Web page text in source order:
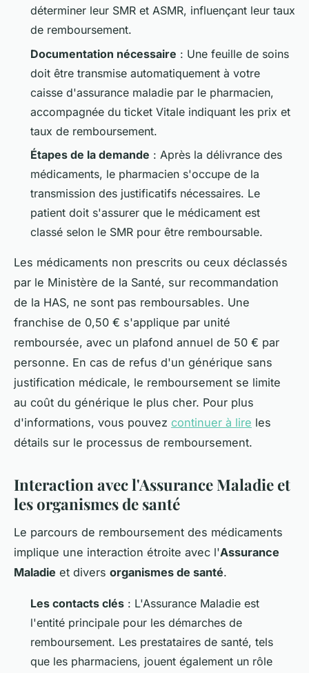
déterminer leur SMR et ASMR, influençant leur taux
de remboursement.
Documentation nécessaire : Une feuille de soins
doit être transmise automatiquement à votre
caisse d'assurance maladie par le pharmacien,
accompagnée du ticket Vitale indiquant les prix et
taux de remboursement.
Étapes de la demande : Après la délivrance des
médicaments, le pharmacien s'occupe de la
transmission des justificatifs nécessaires. Le
patient doit s'assurer que le médicament est
classé selon le SMR pour être remboursable.
Les médicaments non prescrits ou ceux déclassés
par le Ministère de la Santé, sur recommandation
de la HAS, ne sont pas remboursables. Une
franchise de 0,50 € s'applique par unité
remboursée, avec un plafond annuel de 50 € par
personne. En cas de refus d'un générique sans
justification médicale, le remboursement se limite
au coût du générique le plus cher. Pour plus
d'informations, vous pouvez continuer à lire les
détails sur le processus de remboursement.
Interaction avec l'Assurance Maladie et
les organismes de santé
Le parcours de remboursement des médicaments
implique une interaction étroite avec l'Assurance
Maladie et divers organismes de santé.
Les contacts clés : L'Assurance Maladie est
l'entité principale pour les démarches de
remboursement. Les prestataires de santé, tels
que les pharmaciens, jouent également un rôle